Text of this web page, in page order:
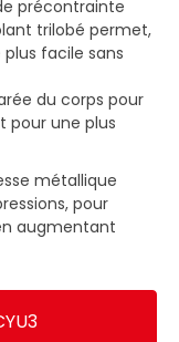
précontrainte
trilobé permet,
facile sans
du corps pour
pour une plus
métallique
pour
augmentant